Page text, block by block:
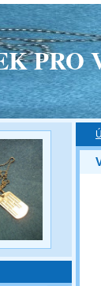
PRO